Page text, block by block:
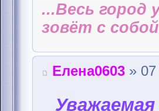
...Весь город
зовёт с
Елена0603 »